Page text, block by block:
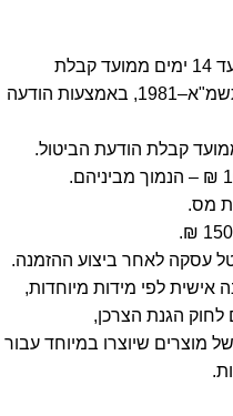
מוצרים מהמלאי – ניתן לבטל עסקה עד 14 ימים ממועד קבלת
המוצר, בהתאם לחוק הגנת הצרכן, תשמ"א–1981, באמצעות הודעה
מס.
עסקה לאחר ביצוע ההזמנה.
לפי מידות מיוחדות,
לחוק הגנת הצרכן,
של מוצרים שיוצרו במיוחד עבור